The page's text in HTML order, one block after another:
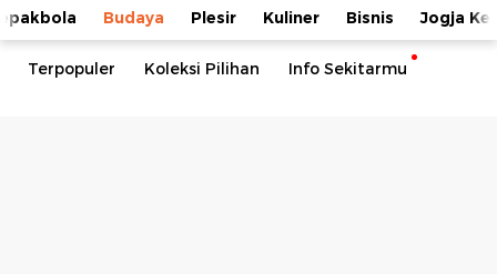
Budaya Plesir Kuliner Bisnis Jogja
Terpopuler Koleksi Pilihan Info Sekitarmu